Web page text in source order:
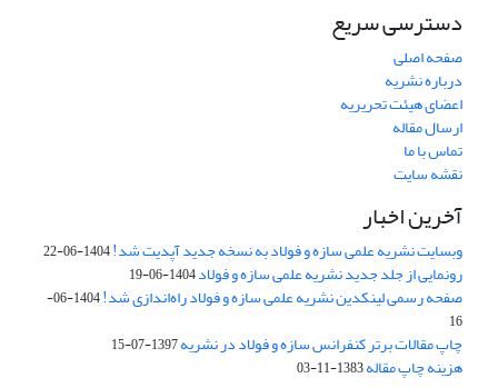
دسترسی سریع
صفحه اصلی
درباره نشریه
اعضای هیئت تحریریه
ارسال مقاله
تماس با ما
نقشه سایت
آخرین اخبار
وبسایت نشریه علمی سازه و فولاد به نسخه جدید آپدیت شد!1404-06-22
رونمایی از جلد جدید نشریه علمی سازه و فولاد1404-06-19
صفحه رسمی لینکدین نشریه علمی سازه و فولاد راه‌اندازی شد!
1404-06-
16
چاپ مقالات برتر کنفرانس سازه و فولاد در نشریه1397-07-15
هزینه چاپ مقاله1383-11-03